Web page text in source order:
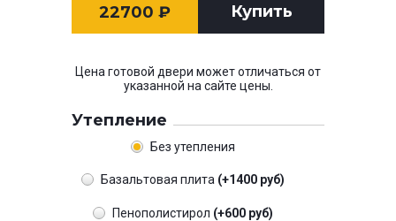
22700 ₽ Купить
Цена готовой двери может отличаться от
указанной на сайте цены.
Утепление
Без утепления
Базальтовая плита (+1400 руб)
Пенополистирол (+600 руб)